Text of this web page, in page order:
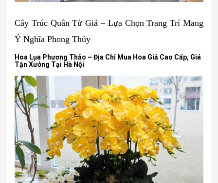
Cây Trúc Quân Tử Giả – Lựa Chọn Trang Trí Mang
Ý Nghĩa Phong Thủy
Hoa Lụa Phương Thảo – Địa Chỉ Mua Hoa Giả Cao Cấp, Giá
Tận Xưởng Tại Hà Nội